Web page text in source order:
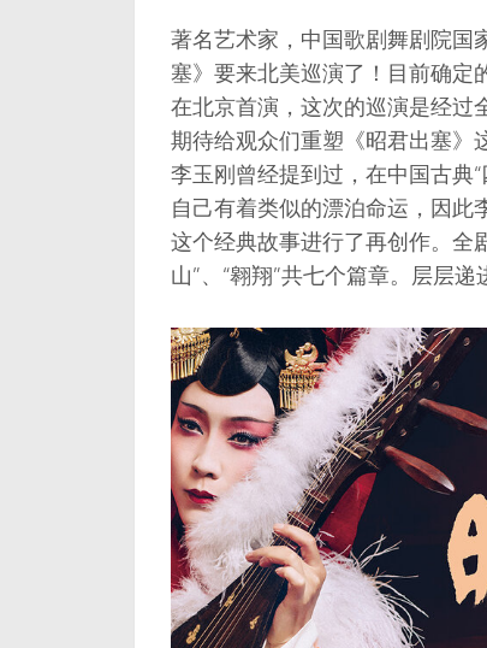
著名艺术家，中国歌剧舞剧院国
塞》要来北美巡演了！目前确定
在北京首演，这次的巡演是经过
期待给观众们重塑《昭君出塞》
李玉刚曾经提到过，在中国古典
自己有着类似的漂泊命运，因
这个经典故事进行了再创作。全
山”、“翱翔”共七个篇章。层层